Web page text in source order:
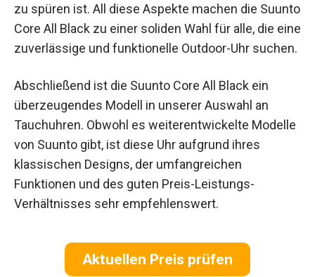
zu spüren ist. All diese Aspekte machen die Suunto
Core All Black zu einer soliden Wahl für alle, die eine
zuverlässige und funktionelle Outdoor-Uhr suchen.
Abschließend ist die Suunto Core All Black ein
überzeugendes Modell in unserer Auswahl an
Tauchuhren. Obwohl es weiterentwickelte Modelle
von Suunto gibt, ist diese Uhr aufgrund ihres
klassischen Designs, der umfangreichen
Funktionen und des guten Preis-Leistungs-
Verhältnisses sehr empfehlenswert.
Aktuellen Preis prüfen